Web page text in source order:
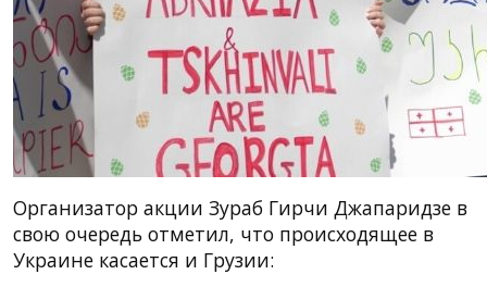
Организатор акции Зураб Гирчи Джапаридзе в
свою очередь отметил, что происходящее в
Украине касается и Грузии: